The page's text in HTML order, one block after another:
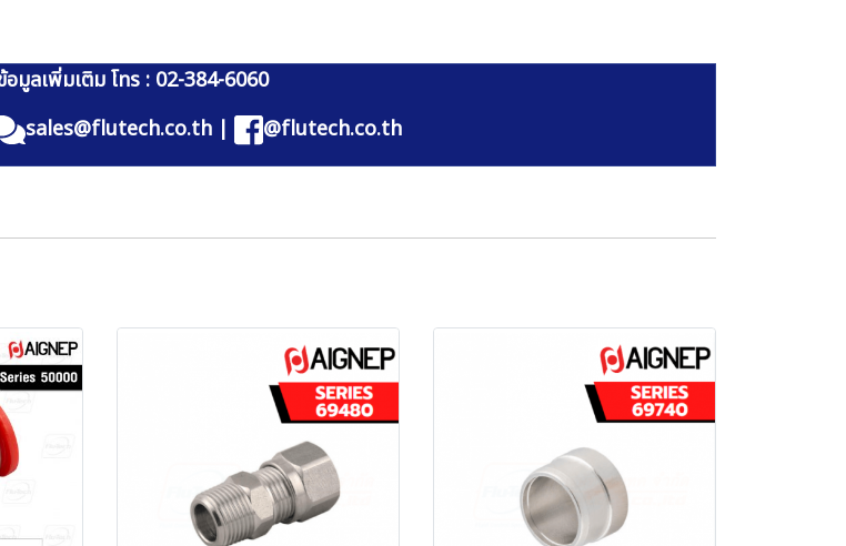
อมูลเพิ่มเติม โทร : 02-384-6060
sales@flutech.co.th| @flutech.co.th